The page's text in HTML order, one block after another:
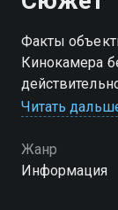
Факты
Кинокамера
фрагментов
Читать
Жанр
Информация